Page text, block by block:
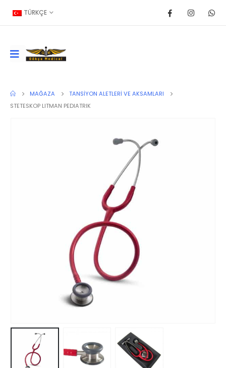
TÜRKÇE
MAĞAZA
TANSIYON ALETLERI VE AKSAMLARI
STETESKOP LITMAN PEDIATRIK